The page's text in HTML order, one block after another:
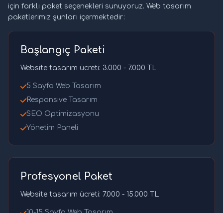
için farklı paket seçenekleri sunuyoruz. Web tasarım
paketlerimiz şunları içermektedir:
Başlangıç Paketi
Website tasarım ücreti: 3.000 - 7.000 TL
5 Sayfa Web Tasarım
Responsive Tasarım
SEO Optimizasyonu
Yönetim Paneli
Profesyonel Paket
Website tasarım ücreti: 7.000 - 15.000 TL